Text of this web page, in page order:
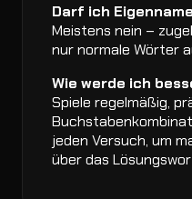
Darf ich
Meistens nein –
nur normale Wörter
Wie werde ich
Spiele regelmäßig,
jeden Versuch, um
über das